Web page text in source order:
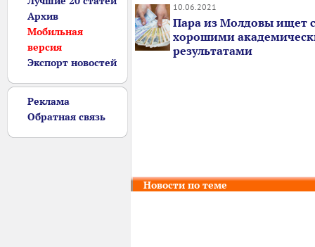
Архив
Мобильная
версия
Экспорт новостей
Реклама
Обратная связь
10.06.2021
Пара из Молдовы ищет
хорошими
результатами
Новости по теме